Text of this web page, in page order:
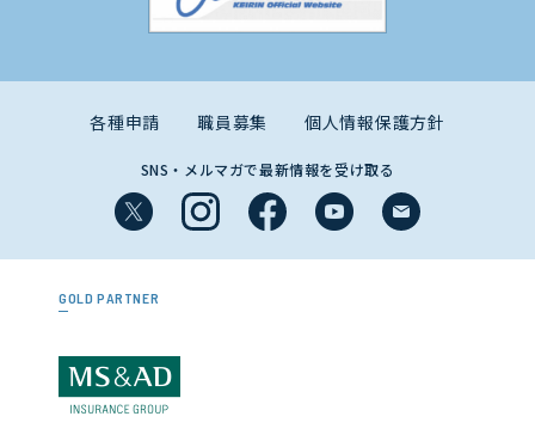
各種申請 職員募集 個人情報保護方針
SNS・メルマガで最新情報を受け取る
GOLD PARTNER